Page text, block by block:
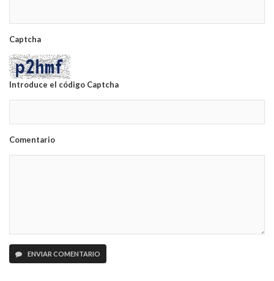
Captcha
Introduce el código Captcha
Comentario
ENVIAR COMENTARIO